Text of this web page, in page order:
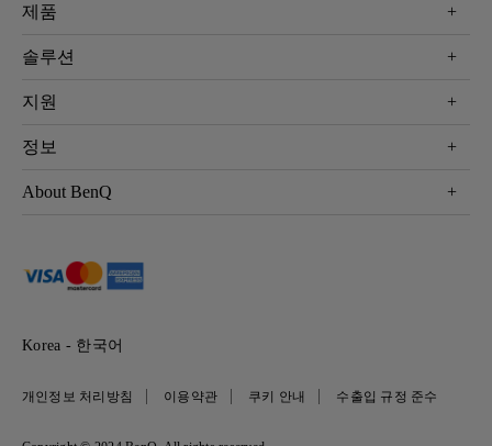
제품
프로젝터
조명
솔루션
Eye-Care 모니터
e스포츠
비즈니스 디스플레이
지원
문의
서비스센터
정보
프로젝터 거리계산기
About BenQ
사회적 책임
뉴스
개인정보 처리방침 이용약관 쿠키 안내 수출입 규정 준수
Korea - 한국어